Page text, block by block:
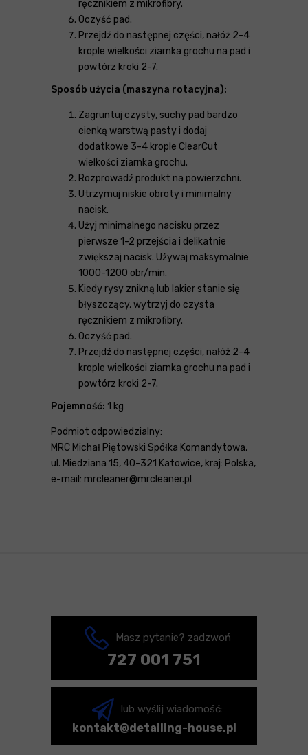
ręcznikiem z mikrofibry.
Oczyść pad.
Przejdź do następnej części, nałóż 2-4
krople wielkości ziarnka grochu na pad i
powtórz kroki 2-7.
Sposób użycia (maszyna rotacyjna):
Zagruntuj czysty, suchy pad bardzo
cienką warstwą pasty i dodaj
dodatkowe 3-4 krople ClearCut
wielkości ziarnka grochu.
Rozprowadź produkt na powierzchni.
Utrzymuj niskie obroty i minimalny
nacisk.
Użyj minimalnego nacisku przez
pierwsze 1-2 przejścia i delikatnie
zwiększaj nacisk. Używaj maksymalnie
1000-1200 obr/min.
Kiedy rysy znikną lub lakier stanie się
błyszczący, wytrzyj do czysta
ręcznikiem z mikrofibry.
Oczyść pad.
Przejdź do następnej części, nałóż 2-4
krople wielkości ziarnka grochu na pad i
powtórz kroki 2-7.
Pojemność: 1 kg
Podmiot odpowiedzialny:
MRC Michał Piętowski Spółka Komandytowa,
ul. Miedziana 15, 40-321 Katowice, kraj: Polska,
e-mail: mrcleaner@mrcleaner.pl
Masz pytanie? zadzwoń
727 001 751
lub wyślij wiadomość:
kontakt@detailing-house.pl